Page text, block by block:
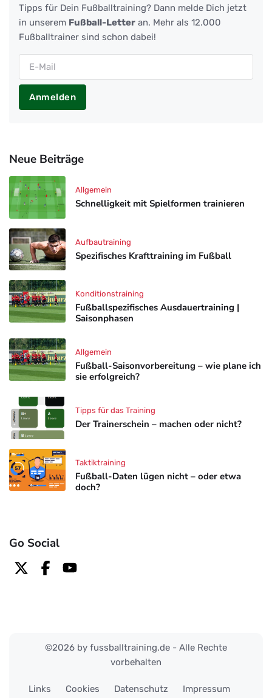
Tipps für Dein Fußballtraining? Dann melde Dich jetzt
in unserem Fußball-Letter an. Mehr als 12.000
Fußballtrainer sind schon dabei!
Anmelden
Neue Beiträge
Schnelligkeit mit Spielformen trainieren
Allgemein
Spezifisches Krafttraining im Fußball
Aufbautraining
Fußballspezifisches Ausdauertraining |
Saisonphasen
Konditionstraining
Fußball-Saisonvorbereitung – wie plane ich
sie erfolgreich?
Allgemein
Der Trainerschein – machen oder nicht?
Tipps für das Training
Fußball-Daten lügen nicht – oder etwa
doch?
Taktiktraining
Go Social
©2026 by fussballtraining.de - Alle Rechte
vorbehalten
Links Cookies Datenschutz Impressum